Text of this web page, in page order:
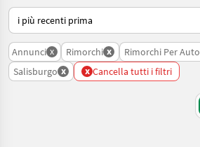
Ecco come viene ordinato su Landwirt.com
Annunci x Rimorchi x Rimorchi Per Auto
Salisburgo x x Cancella tutti i filtri